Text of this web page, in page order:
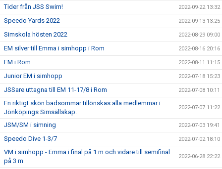
Tider från JSS Swim! 2022-09-22 13:32
Speedo Yards 2022 2022-09-13 13:25
Simskola hösten 2022 2022-08-29 09:00
EM silver till Emma i simhopp i Rom 2022-08-16 20:16
EM i Rom 2022-08-11 11:15
Junior EM i simhopp 2022-07-18 15:23
JSSare uttagna till EM 11-17/8 i Rom 2022-07-08 10:11
En riktigt skön badsommar tillönskas alla medlemmar i
Jönköpings Simsällskap.
2022-07-07 11:22
JSM/SM i simning 2022-07-03 19:41
Speedo Dive 1-3/7 2022-07-02 18:10
VM i simhopp - Emma i final på 1 m och vidare till semifinal
på 3 m
2022-06-28 22:22